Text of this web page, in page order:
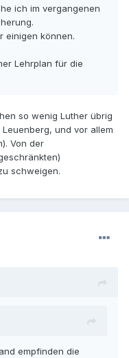
ich im vergangenen
einigen können.
Lehrplan für die
so wenig Luther übrig
und vor allem
Von der
schweigen.
empfinden die